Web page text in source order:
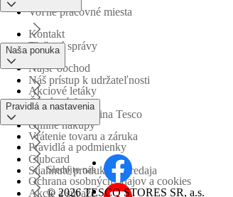
Voľné pracovné miesta
Tlačové správy
Náš prístup k udržateľnosti
Obchodná skupina Tesco
Kontakt
Nájsť obchod
Časté otázky
Vrátenie tovaru a záruka
Stiahnuté produkty z predaja
Naša ponuka
Akciové letáky
Online nákupy
Clubcard
Akcie a súťaže
Pravidlá a nastavenia
Pravidlá a podmienky
Ochrana osobných údajov a cookies
Sledujte nás
© 2026 TESCO STORES SR, a.s.